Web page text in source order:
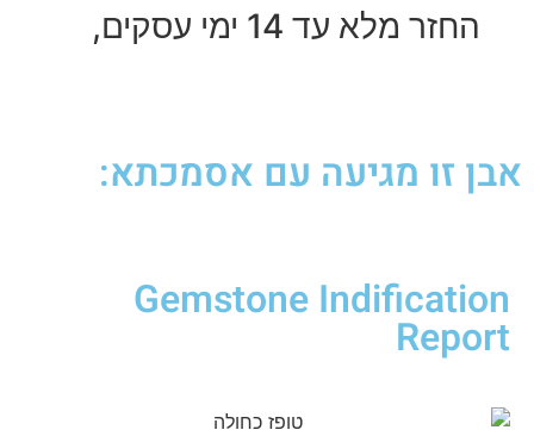
החזר מלא עד 14 ימי עסקים,
אבן זו מגיעה עם אסמכתא:
Gemstone Indification
Report